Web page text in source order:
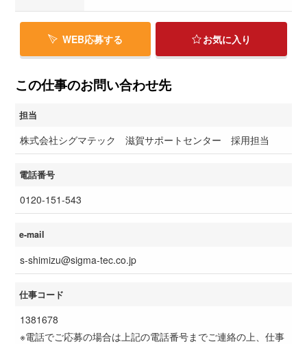
WEB応募する お気に入り
この仕事のお問い合わせ先
担当
株式会社シグマテック 滋賀サポートセンター 採用担当
電話番号
0120-151-543
e-mail
s-shimizu@sigma-tec.co.jp
仕事コード
1381678
※電話でご応募の場合は上記の電話番号までご連絡の上、仕事